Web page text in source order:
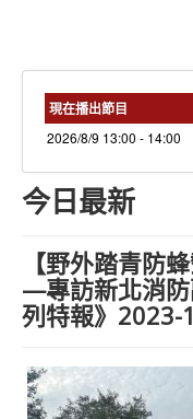
線上捐款
現在播出節目
2026/8/9 13:00 - 14:00
今日最新
【野外踏青防
—專訪新北消
列特報》2023-